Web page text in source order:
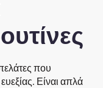
που
Είναι απλά